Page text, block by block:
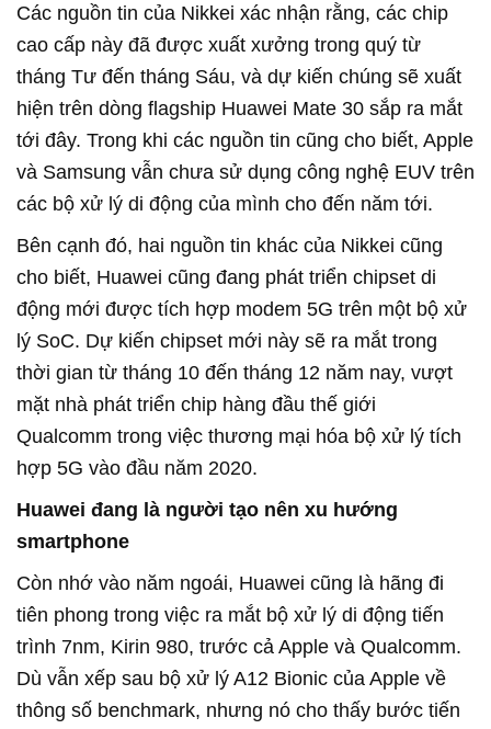
Các nguồn tin của Nikkei xác nhận rằng, các chip
cao cấp này đã được xuất xưởng trong quý từ
tháng Tư đến tháng Sáu, và dự kiến chúng sẽ xuất
hiện trên dòng flagship Huawei Mate 30 sắp ra mắt
tới đây. Trong khi các nguồn tin cũng cho biết, Apple
và Samsung vẫn chưa sử dụng công nghệ EUV trên
các bộ xử lý di động của mình cho đến năm tới.
Bên cạnh đó, hai nguồn tin khác của Nikkei cũng
cho biết, Huawei cũng đang phát triển chipset di
động mới được tích hợp modem 5G trên một bộ xử
lý SoC. Dự kiến chipset mới này sẽ ra mắt trong
thời gian từ tháng 10 đến tháng 12 năm nay, vượt
mặt nhà phát triển chip hàng đầu thế giới
Qualcomm trong việc thương mại hóa bộ xử lý tích
hợp 5G vào đầu năm 2020.
Huawei đang là người tạo nên xu hướng
smartphone
Còn nhớ vào năm ngoái, Huawei cũng là hãng đi
tiên phong trong việc ra mắt bộ xử lý di động tiến
trình 7nm, Kirin 980, trước cả Apple và Qualcomm.
Dù vẫn xếp sau bộ xử lý A12 Bionic của Apple về
thông số benchmark, nhưng nó cho thấy bước tiến